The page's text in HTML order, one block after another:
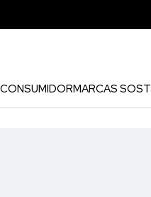
CONSUMIDORMARCAS